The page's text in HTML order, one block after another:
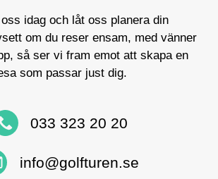
oss idag och låt oss planera din
om du reser ensam, med vänner
så ser vi fram emot att skapa en
som passar just dig.
033 323 20 20
info@golfturen.se